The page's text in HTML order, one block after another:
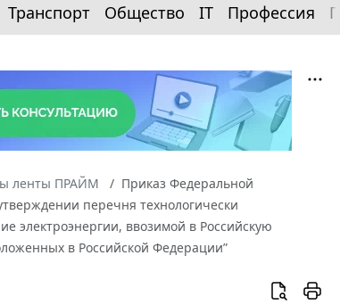
Транспорт Общество IT Профессия
ленты ПРАЙМ
Приказ Федеральной
перечня технологически
электроэнергии, ввозимой в Российскую
в Российской Федерации”